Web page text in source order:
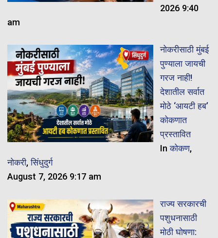
2026 9:40
am
नोकरीसाठी मुंबई
पुण्याला जायची
गरज नाही!
देशातील सर्वात
मोठे ‘आयटी हब’
कोकणात
प्रस्तावित
Inकोकण,
नोकरी,सिंधुदुर्ग
August 7, 2026 9:17 am
राज्य सरकारची
पशुधनासाठी
मोठी घोषणा: